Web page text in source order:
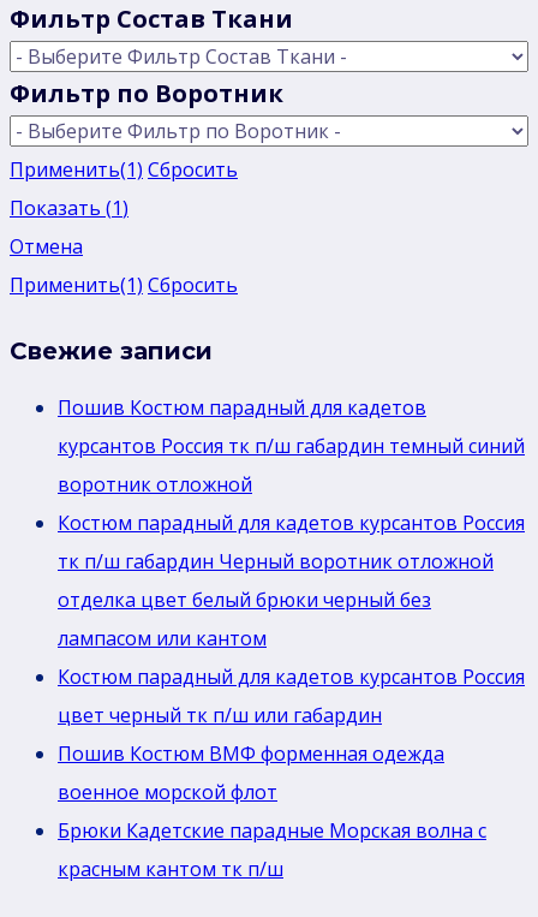
Фильтр Состав Ткани
Фильтр по Воротник
Применить(1) Сбросить
Показать (1)
Отмена
Применить(1) Сбросить
Свежие записи
Пошив Костюм парадный для кадетов
курсантов Россия тк п/ш габардин темный синий
воротник отложной
Костюм парадный для кадетов курсантов Россия
тк п/ш габардин Черный воротник отложной
отделка цвет белый брюки черный без
лaмпасом или кантом
Костюм парадный для кадетов курсантов Россия
цвет черный тк п/ш или габардин
Пошив Костюм ВМФ форменная одежда
военное морской флот
Брюки Кадетские парадные Морская волна с
красным кантом тк п/ш